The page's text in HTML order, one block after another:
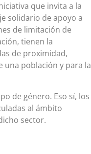
que invita a la
solidario de apoyo a
de limitación de
tienen la
de proximidad,
una población y para la
de género. Eso sí, los
al ámbito
sector.